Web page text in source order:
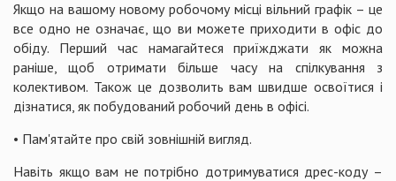
Якщо на вашому новому робочому місці вільний графік – це
все одно не означає, що ви можете приходити в офіс до
обіду. Перший час намагайтеся приїжджати як можна
раніше, щоб отримати більше часу на спілкування з
колективом. Також це дозволить вам швидше освоїтися і
дізнатися, як побудований робочий день в офісі.
• Пам'ятайте про свій зовнішній вигляд.
Навіть якщо вам не потрібно дотримуватися дрес-коду –